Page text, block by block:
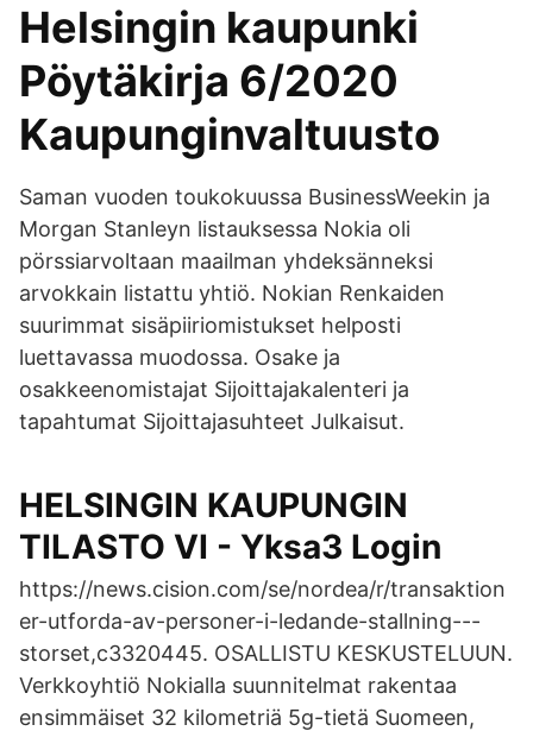
Helsingin kaupunki
Pöytäkirja 6/2020
Kaupunginvaltuusto
Saman vuoden toukokuussa BusinessWeekin ja
Morgan Stanleyn listauksessa Nokia oli
pörssiarvoltaan maailman yhdeksänneksi
arvokkain listattu yhtiö. Nokian Renkaiden
suurimmat sisäpiiriomistukset helposti
luettavassa muodossa. Osake ja
osakkeenomistajat Sijoittajakalenteri ja
tapahtumat Sijoittajasuhteet Julkaisut.
HELSINGIN KAUPUNGIN
TILASTO VI - Yksa3 Login
https://news.cision.com/se/nordea/r/transaktion
er-utforda-av-personer-i-ledande-stallning---
storset,c3320445. OSALLISTU KESKUSTELUUN.
Verkkoyhtiö Nokialla suunnitelmat rakentaa
ensimmäiset 32 kilometriä 5g-tietä Suomeen,